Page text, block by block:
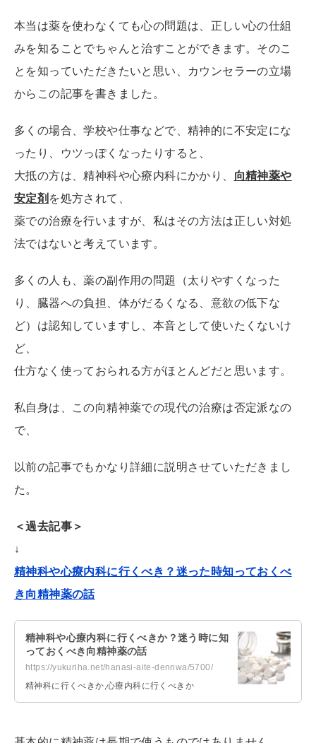
本当は薬を使わなくても心の問題は、正しい心の仕組
みを知ることでちゃんと治すことができます。そのこ
とを知っていただきたいと思い、カウンセラーの立場
からこの記事を書きました。
多くの場合、学校や仕事などで、精神的に不安定にな
ったり、ウツっぽくなったりすると、
大抵の方は、精神科や心療内科にかかり、 向精神薬や
安定剤 を処方されて、
薬での治療を行いますが、私はその方法は正しい対処
法ではないと考えています。
多くの人も、薬の副作用の問題（太りやすくなった
り、臓器への負担、体がだるくなる、意欲の低下な
ど）は認知していますし、本音として使いたくないけ
ど、
仕方なく使っておられる方がほとんどだと思います。
私自身は、この向精神薬での現代の治療は否定派なの
で、
以前の記事でもかなり詳細に説明させていただきまし
た。
＜過去記事＞
↓
精神科や心療内科に行くべき？迷った時知っておくべ
き向精神薬の話
精神科や心療内科に行くべきか？迷う時に知
っておくべき向精神薬の話
https://yukuriha.net/hanasi-aite-dennwa/5700/
精神科に行くべきか,心療内科に行くべきか